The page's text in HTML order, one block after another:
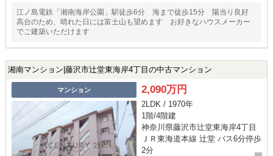
江ノ島電鉄「湘南海岸公園」駅徒歩6分 海まで徒歩15分 陽当り良好
高台のため、晴れた日には富士山も望めます お好きなハウスメーカー
でご建築いただけます
湘南マンション|藤沢市辻堂東海岸4丁目の中古マンション
マンション 2,090万円
2LDK / 1970年
1階/4階建
神奈川県藤沢市辻堂東海岸4丁目
ＪＲ東海道本線 辻堂 バス6分停歩
2分